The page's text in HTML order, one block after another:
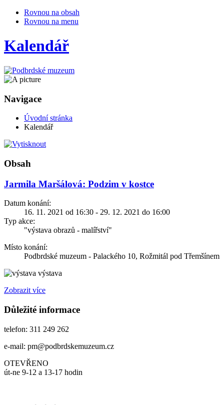
Rovnou na obsah
Rovnou na menu
Kalendář
Navigace
Úvodní stránka
Kalendář
Obsah
Jarmila Maršálová: Podzim v kostce
Datum konání:
16. 11. 2021 od 16:30 - 29. 12. 2021 do 16:00
Typ akce:
"výstava obrazů - malířství"
Místo konání:
Podbrdské muzeum - Palackého 10, Rožmitál pod Třemšínem
výstava
Zobrazit více
Důležité informace
telefon: 311 249 262
e-mail: pm@podbrdskemuzeum.cz
OTEVŘENO
út-ne 9-12 a 13-17 hodin